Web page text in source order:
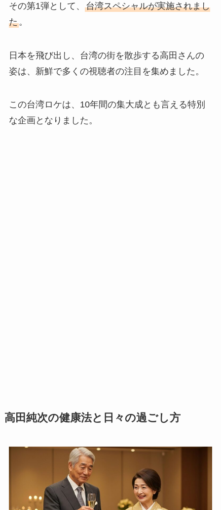
その第1弾として、 台湾スペシャルが実施されまし
た。
日本を飛び出し、台湾の街を散歩する高田さんの
姿は、新鮮で多くの視聴者の注目を集めました。
この台湾ロケは、10年間の集大成とも言える特別
な企画となりました。
高田純次の健康法と日々の過ごし方